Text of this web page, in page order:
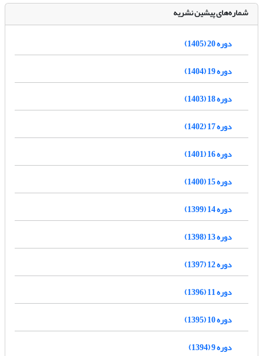
شماره‌های پیشین نشریه
دوره 20 (1405)
دوره 19 (1404)
دوره 18 (1403)
دوره 17 (1402)
دوره 16 (1401)
دوره 15 (1400)
دوره 14 (1399)
دوره 13 (1398)
دوره 12 (1397)
دوره 11 (1396)
دوره 10 (1395)
دوره 9 (1394)